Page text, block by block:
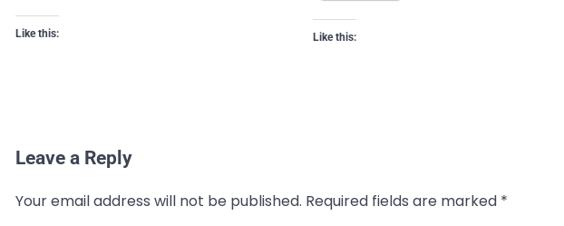
Like this: Like this:
Leave a Reply
Your email address will not be published. Required fields are marked *